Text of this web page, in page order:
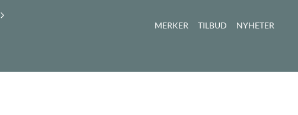
MERKER TILBUD NYHETER